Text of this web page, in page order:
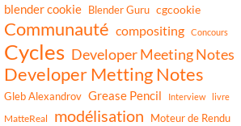
blender cookie Blender Guru cgcookie
Communauté compositing Concours
Cycles Developer Meeting Notes
Developer Metting Notes
Gleb Alexandrov Grease Pencil Interview livre
MatteReal modélisation
Moteur de Rendu